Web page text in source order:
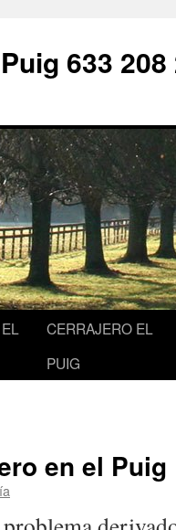
633 208
CERRAJERO EL
PUIG
en el Puig